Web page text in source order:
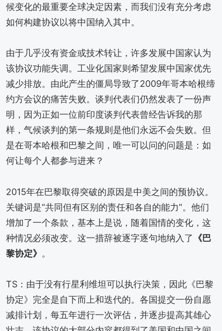
候变化的最重要全球决定因素，而我们没有充分考虑
如何构建协议以将中国纳入其中。
由于几乎没有资金或技术转让，许多发展中国家认为
该协议功能失调。工业化国家则希望发展中国家优先
减少排放。由此产生的僵局导致了2009年哥本哈根缔
约方会议的痛苦失败。谈判代表们仍然发表了一份声
明，因为正如一位前印度谈判代表曾经告诉我的那
样，气候谈判的第一条规则是他们永远不会失败。但
是在哥本哈根和巴黎之间，唯一可以问的问题是：如
何让每个人都参与进来？
2015年在巴黎取得突破的原因是中美之间的预协议。
关键词是“共同但有区别的责任和各自的能力”。他们
增加了一个条款，基本上是说，随着国情的变化，这
种情况必须改变。这一措辞被逐字逐句地纳入了 《巴
黎协定》 。
TS：由于没有行星利维坦可以执行决策，因此《巴黎
协定》完全是自下而上和迭代的。各国提交一份自愿
减排计划，每五年进行一次评估，并逐步提高其雄心